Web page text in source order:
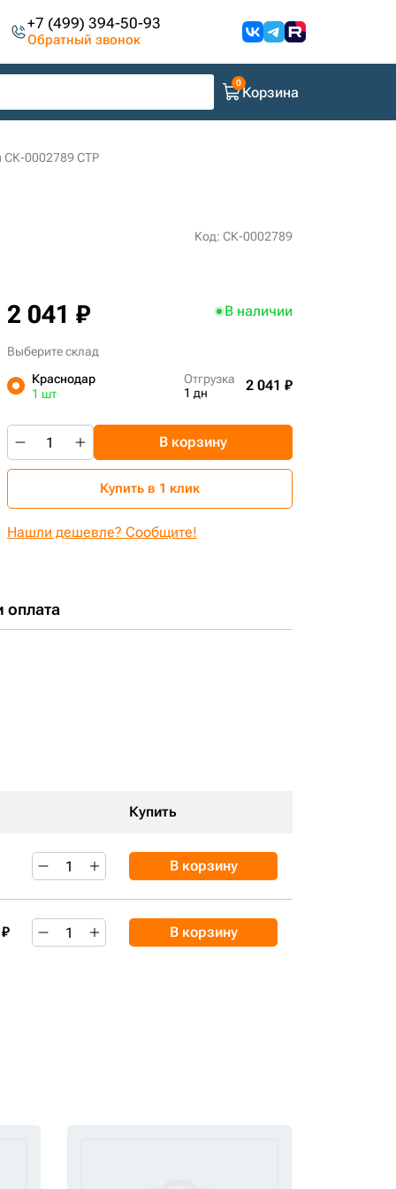
+7 (499) 394-50-93
Обратный звонок
Корзина
0002789 CTP
Код: СК-0002789
2 041 ₽ В наличии
Выберите склад
Краснодар
1 шт
Отгрузка
1 дн
2 041 ₽
В корзину
Купить в 1 клик
Нашли дешевле? Сообщите!
оплата
Купить
В корзину
В корзину